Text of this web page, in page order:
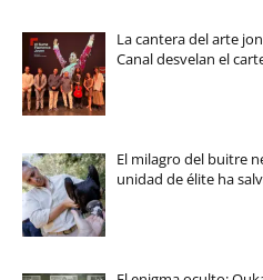
La cantera del arte
Canal desvelan el
El milagro del buitre
unidad de élite ha